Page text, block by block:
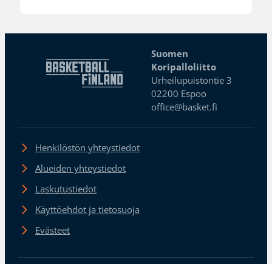
Suomen
Koripalloliitto
Urheilupuistontie 3
02200 Espoo
office@basket.fi
Henkilöstön yhteystiedot
Alueiden yhteystiedot
Laskutustiedot
Käyttöehdot ja tietosuoja
Evästeet